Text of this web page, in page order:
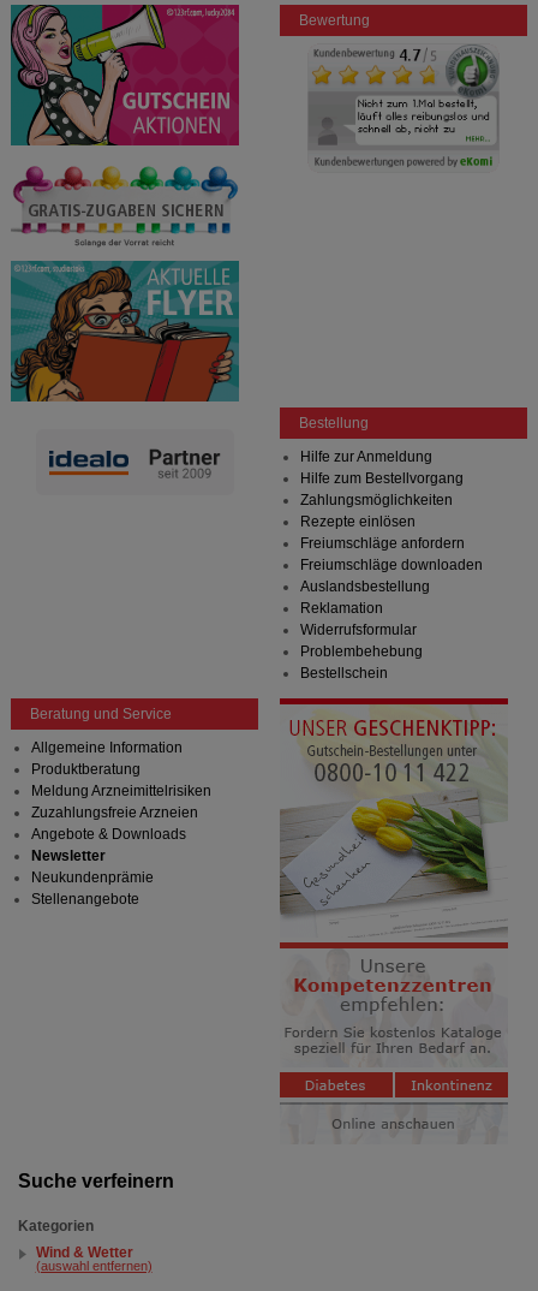
Suche verfeinern
Kategorien
Wind & Wetter
(auswahl entfernen)
Bewertung
Bestellung
Hilfe zur Anmeldung
Hilfe zum Bestellvorgang
Zahlungsmöglichkeiten
Rezepte einlösen
Freiumschläge anfordern
Freiumschläge downloaden
Auslandsbestellung
Reklamation
Widerrufsformular
Problembehebung
Bestellschein
Beratung und Service
Allgemeine Information
Produktberatung
Meldung Arzneimittelrisiken
Zuzahlungsfreie Arzneien
Angebote & Downloads
Newsletter
Neukundenprämie
Stellenangebote